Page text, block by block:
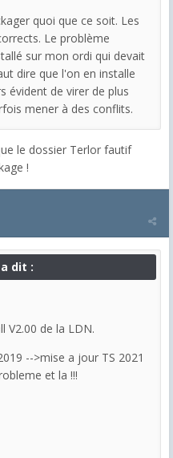
quoi que ce soit. Les
Le problème
sur mon ordi qui devait
dire que l'on en installe
évident de virer de plus
mener à des conflits.
le dossier Terlor fautif
!
dit :
V2.00 de la LDN.
-->mise a jour TS 2021
et la !!!